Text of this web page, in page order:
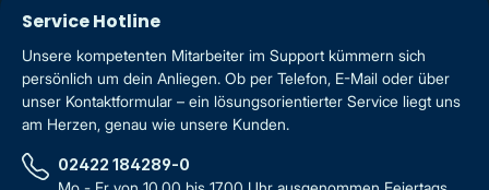
Service Hotline
Unsere kompetenten Mitarbeiter im Support kümmern sich
persönlich um dein Anliegen. Ob per Telefon, E-Mail oder über
unser Kontaktformular – ein lösungsorientierter Service liegt uns
am Herzen, genau wie unsere Kunden.
02422 184289-0